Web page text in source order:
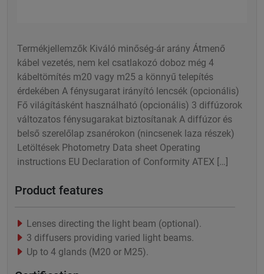
Termékjellemzők Kiváló minőség-ár arány Átmenő
kábel vezetés, nem kel csatlakozó doboz még 4
kábeltömítés m20 vagy m25 a könnyű telepítés
érdekében A fénysugarat irányító lencsék (opcionális)
Fő világításként használható (opcionális) 3 diffúzorok
változatos fénysugarakat biztosítanak A diffúzor és
belső szerelőlap zsanérokon (nincsenek laza részek)
Letöltések Photometry Data sheet Operating
instructions EU Declaration of Conformity ATEX […]
Product features
Lenses directing the light beam (optional).
3 diffusers providing varied light beams.
Up to 4 glands (M20 or M25).